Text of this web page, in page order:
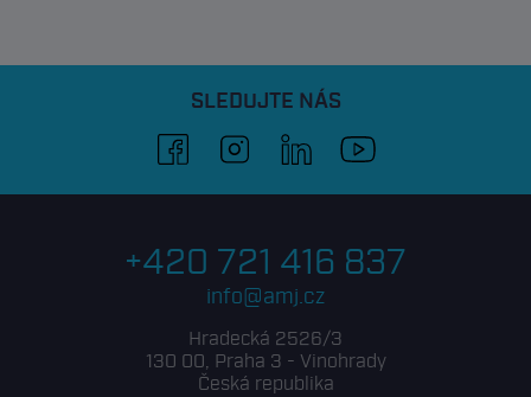
SLEDUJTE NÁS
facebook instagram linkedin
+420 721 416 837
info@amj.cz
Hradecká 2526/3
130 00, Praha 3 - Vinohrady
Česká republika